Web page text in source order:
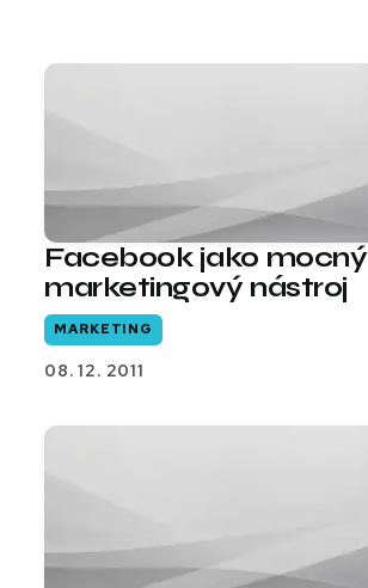
Facebook jako mocný
marketingový nástroj
MARKETING
08. 12. 2011